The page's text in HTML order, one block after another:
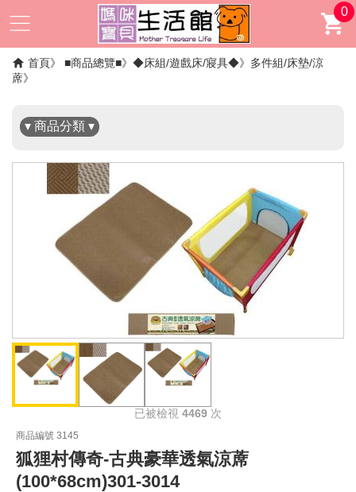
0
首頁 ■商品總覽■ ◆床組/遊戲床/寢具◆
多件組/床墊/涼
蓆
▾ 商品分類 ▾
✖
已被檢視 4469 次
商品編號 3145
狐狸村傳奇-古典豪華透氣涼蓆
(100*68cm)301-3014